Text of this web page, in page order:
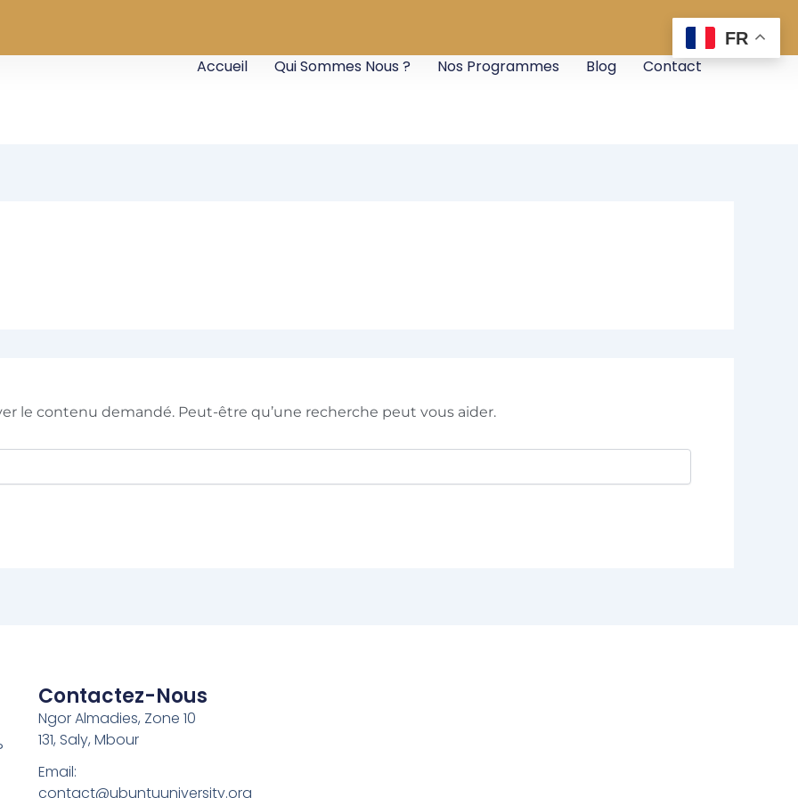
Accueil Qui Sommes Nous ? Nos Programmes Blog Contact
le contenu demandé. Peut-être qu’une recherche peut vous aider.
Contactez-Nous
Ngor Almadies, Zone 10
131, Saly, Mbour
Email:
contact@ubuntuuniversity.org
FR